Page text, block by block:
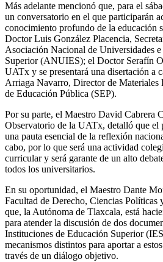
Más adelante mencionó que, para el
un conversatorio en el que participarán
conocimiento profundo de la educación
Doctor Luis González Placencia,
Asociación Nacional de Universidades
Superior (ANUIES); el Doctor Serafín
UATx y se presentará una disertación a
Arriaga Navarro, Director de Materiales
de Educación Pública (SEP).
Por su parte, el Maestro David Cabrera
Observatorio de la UATx, detalló que el
una pauta esencial de la reflexión
cabo, por lo que será una actividad
curricular y será garante de un alto
todos los universitarios.
En su oportunidad, el Maestro Dante
Facultad de Derecho, Ciencias Políticas
que, la Autónoma de Tlaxcala, está
para atender la discusión de dos
Instituciones de Educación Superior
mecanismos distintos para aportar a
través de un diálogo objetivo.